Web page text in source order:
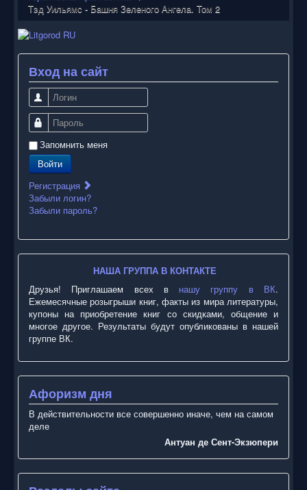
Тэд Уильямс - Башня Зеленого Ангела. Том 2
Вход на сайт
Логин
Пароль
Запомнить меня
Войти
Регистрация
Забыли логин?
Забыли пароль?
НАША ГРУППА В КОНТАКТЕ
Друзья! Приглашаем всех в нашу группу в ВК.
Ежемесячные розыгрыши книг, факты из мира литературы,
купоны на приобретение книг со скидками, общение и
многое другое. Результаты будут опубликованы в нашей
группе ВК.
Афоризм дня
В действительности все совершенно иначе, чем на самом
деле
Антуан де Сент-Экзюпери